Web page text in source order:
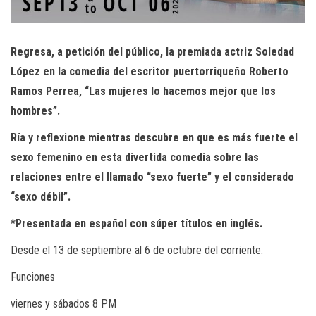
Regresa, a petición del público, la premiada actriz Soledad
López en la comedia del escritor puertorriqueño Roberto
Ramos Perrea, “Las mujeres lo hacemos mejor que los
hombres”.
Ría y reflexione mientras descubre en que es más fuerte el
sexo femenino en esta divertida comedia sobre las
relaciones entre el llamado “sexo fuerte” y el considerado
“sexo débil”.
*Presentada en español con súper títulos en inglés.
Desde el 13 de septiembre al 6 de octubre del corriente.
Funciones
viernes y sábados 8 PM